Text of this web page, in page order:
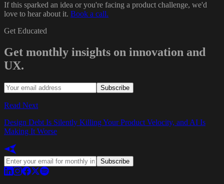
If this sparked an idea or you're facing a product challenge, we'd
love to hear about it. Book a call.
Get Educated
Get monthly insights on innovation and
UX.
Subscribe
Read Next
Design Debt Is Silently Killing Your Product Velocity, and AI Is
Making It Worse
Subscribe